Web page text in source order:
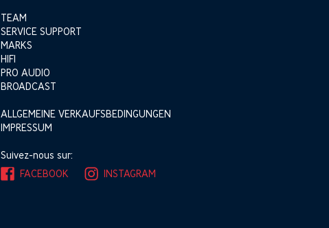
TEAM
SERVICE SUPPORT
MARKS
HIFI
PRO AUDIO
BROADCAST
ALLGEMEINE VERKAUFSBEDINGUNGEN
IMPRESSUM
Suivez-nous sur:
FACEBOOK
INSTAGRAM